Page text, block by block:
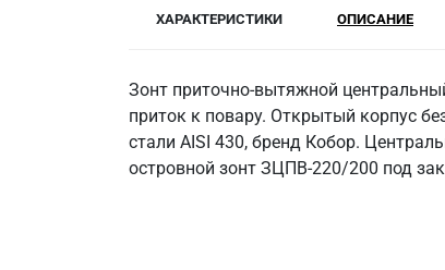
ХАРАКТЕРИСТИКИ ОПИСАНИЕ
Зонт приточно-вытяжной
приток к повару. Открытый корпус
стали AISI 430, бренд Кобор.
островной зонт ЗЦПВ-220/200 под